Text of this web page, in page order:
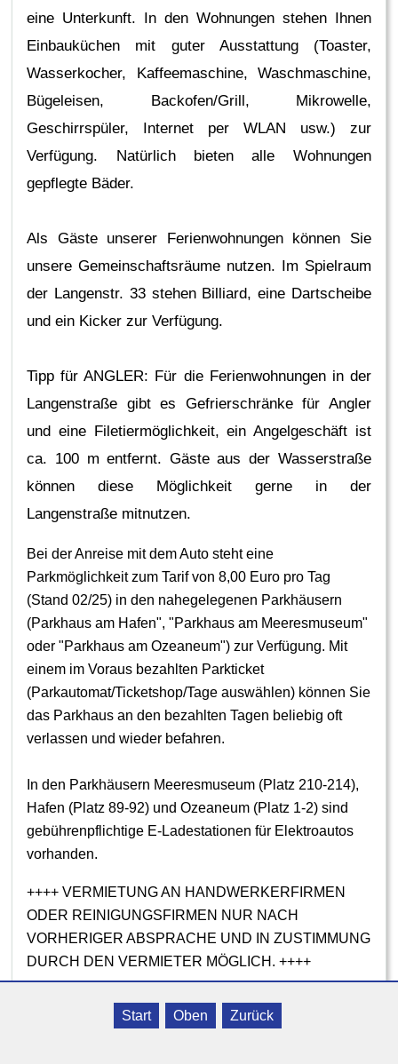
eine Unterkunft. In den Wohnungen stehen Ihnen
Einbauküchen mit guter Ausstattung (Toaster,
Wasserkocher, Kaffeemaschine, Waschmaschine,
Bügeleisen, Backofen/Grill, Mikrowelle,
Geschirrspüler, Internet per WLAN usw.) zur
Verfügung. Natürlich bieten alle Wohnungen
gepflegte Bäder.
Als Gäste unserer Ferienwohnungen können Sie
unsere Gemeinschaftsräume nutzen. Im Spielraum
der Langenstr. 33 stehen Billiard, eine Dartscheibe
und ein Kicker zur Verfügung.
Tipp für ANGLER: Für die Ferienwohnungen in der
Langenstraße gibt es Gefrierschränke für Angler
und eine Filetiermöglichkeit, ein Angelgeschäft ist
ca. 100 m entfernt. Gäste aus der Wasserstraße
können diese Möglichkeit gerne in der
Langenstraße mitnutzen.
Bei der Anreise mit dem Auto steht eine
Parkmöglichkeit zum Tarif von 8,00 Euro pro Tag
(Stand 02/25) in den nahegelegenen Parkhäusern
(Parkhaus am Hafen", "Parkhaus am Meeresmuseum"
oder "Parkhaus am Ozeaneum") zur Verfügung. Mit
einem im Voraus bezahlten Parkticket
(Parkautomat/Ticketshop/Tage auswählen) können Sie
das Parkhaus an den bezahlten Tagen beliebig oft
verlassen und wieder befahren.
In den Parkhäusern Meeresmuseum (Platz 210-214),
Hafen (Platz 89-92) und Ozeaneum (Platz 1-2) sind
gebührenpflichtige E-Ladestationen für Elektroautos
vorhanden.
++++ VERMIETUNG AN HANDWERKERFIRMEN
ODER REINIGUNGSFIRMEN NUR NACH
VORHERIGER ABSPRACHE UND IN ZUSTIMMUNG
DURCH DEN VERMIETER MÖGLICH. ++++
.*************** Die örtliche Übernachtungssteuer in
Start Oben Zurück